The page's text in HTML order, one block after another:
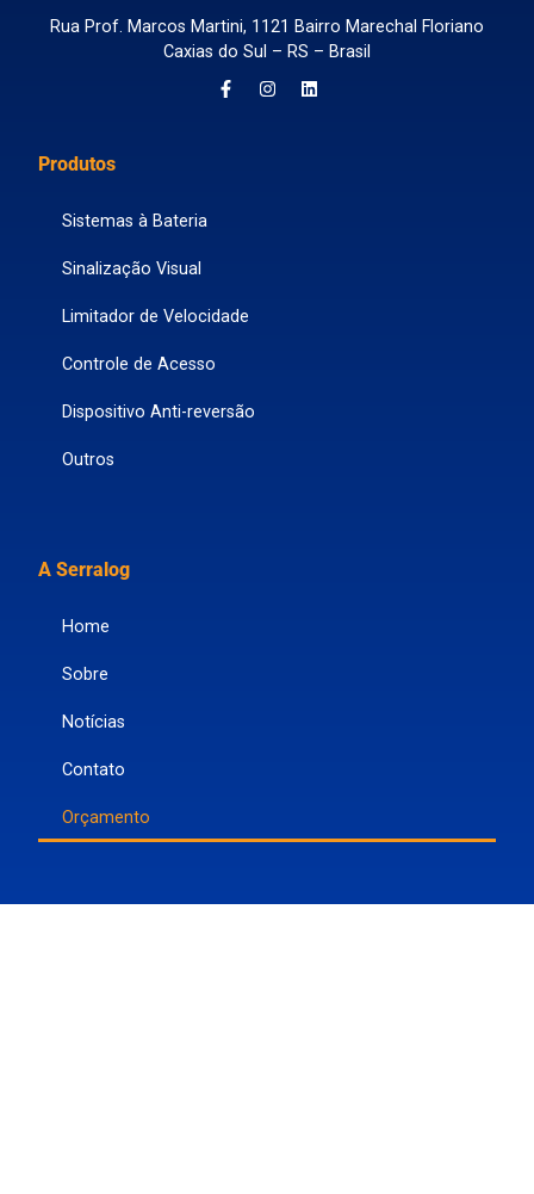
Rua Prof. Marcos Martini, 1121 Bairro Marechal Floriano
Caxias do Sul – RS – Brasil
Produtos
Sistemas à Bateria
Sinalização Visual
Limitador de Velocidade
Controle de Acesso
Dispositivo Anti-reversão
Outros
A Serralog
Home
Sobre
Notícias
Contato
Orçamento